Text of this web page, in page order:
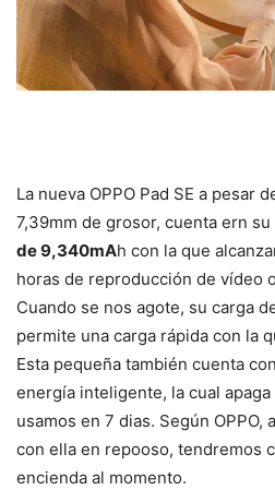
La nueva OPPO Pad SE a pesar
7,39mm de grosor, cuenta ern
de 9,340mAh con la que
horas de reproducción de vídeo
Cuando se nos agote, su carga
permite una carga rápida con la
Esta pequeña también cuenta
energía inteligente, la cual
usamos en 7 dias. Según OPPO,
con ella en repooso, tendremos
encienda al momento.